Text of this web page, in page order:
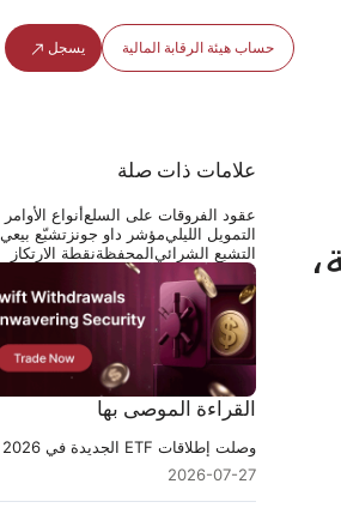
حساب هيئة الرقابة المالية يسجل
علامات ذات صلة
عقود الفروقات على السلعأنواع الأوامر
التمويل الليليمؤشر داو جونز تشبّع بيعي
التشبع الشرائيالمحفظةنقطة الارتكاز
القراءة الموصى بها
2026-07-27